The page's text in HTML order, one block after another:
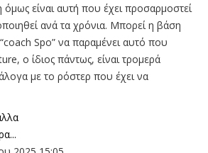
είναι αυτή που έχει προσαρμοστεί
ανά τα χρόνια. Μπορεί η βάση
Spo” να παραμένει αυτό που
ο ίδιος πάντως, είναι τρομερά
με το ρόστερ που έχει να